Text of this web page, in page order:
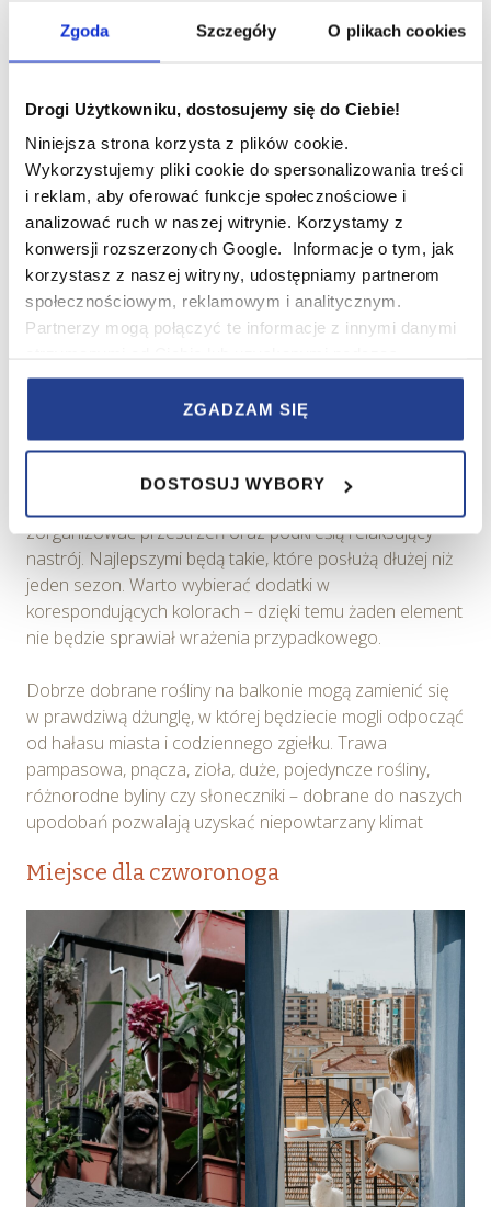
Zgoda Szczegóły O plikach cookies
Drogi Użytkowniku, dostosujemy się do Ciebie!
Niniejsza strona korzysta z plików cookie.
Wykorzystujemy pliki cookie do spersonalizowania treści
i reklam, aby oferować funkcje społecznościowe i
analizować ruch w naszej witrynie. Korzystamy z
konwersji rozszerzonych Google. Informacje o tym, jak
korzystasz z naszej witryny, udostępniamy partnerom
społecznościowym, reklamowym i analitycznym.
Partnerzy mogą połączyć te informacje z innymi danymi
korzystania z ich usług.
zapewnienia prawidłowego działania Serwisu,
zapamiętania wybranych przez użytkownika ustawień i
wszelkich wyborów dokonywanych w Serwisie, poprawy
wydajności Serwisu, zbierania informacji o tym, w jaki
sposób użytkownicy korzystają z Serwisu, ulepszania
Serwisu, dostosowywania działania Serwisu do
preferencji użytkowników, tworzenia statystyk
użytkowania Serwisu oraz w celach marketingowych.
Informacje, w tym dane osobowe, pozyskane w związku
z wykorzystywaniem plików cookie w Serwisie,
przetwarzane są przez Spravia Sp. z o.o. jako
usługodawcę Serwisu w ww. celach oraz mogą być
również przetwarzane przez Partnerów Spravia Sp. z
o.o. W związku z powyższym użytkownik ma prawo do
usunięcia, ograniczenia przetwarzania, wniesienia
sprzeciwu wobec przetwarzania, a także prawo do
wniesienia skargi do Prezesa Urzędu Ochrony Danych
Osobowych. Szczegółowe informacje o plikach cookie
wykorzystywanych w Serwisie oraz inne informacje
dotyczące prywatności związane z korzystaniem z
Serwisu dostępne są wPolityce prywatności – pliki
cookie.
Wybierając opcję „Zgadzam się” wyrażasz zgodę na
wykorzystywanie w Serwisie wszystkich plików
cookie przez Spravia Sp. z o.o. oraz jej Partnerów we
wskazanych powyżej celach.
Wyrażenie zgody jest
ZGADZAM SIĘ
DOSTOSUJ WYBORY
salonu. Od kilku sezonów szczególną estymą cieszą się
złącze USB, można w razie potrzeby podłączyć do
power banku.
Rośliny i dodatki
Foto: Pixabay.com
zorganizować przestrzeń oraz podkreślą relaksujący
nastrój. Najlepszymi będą takie, które posłużą dłużej niż
jeden sezon. Warto wybierać dodatki w
korespondujących kolorach – dzięki temu żaden element
nie będzie sprawiał wrażenia przypadkowego.
Dobrze dobrane rośliny na balkonie mogą zamienić się
w prawdziwą dżunglę, w której będziecie mogli odpocząć
od hałasu miasta i codziennego zgiełku. Trawa
pampasowa, pnącza, zioła, duże, pojedyncze rośliny,
różnorodne byliny czy słoneczniki – dobrane do naszych
upodobań pozwalają uzyskać niepowtarzany klimat
Miejsce dla czworonoga